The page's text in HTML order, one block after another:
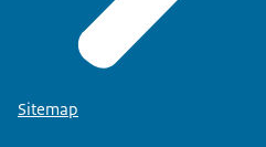
Sitemap